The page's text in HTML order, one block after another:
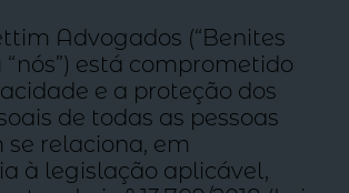
Advogados (“Benites
“nós”) está comprometido
e a proteção dos
de todas as pessoas
relaciona, em
à legislação aplicável,